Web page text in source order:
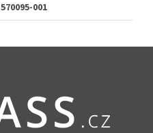
570095-001